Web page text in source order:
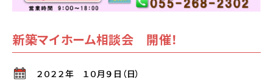
新築マイホーム相談会 開催！
２０２２年 １０月９日（日）